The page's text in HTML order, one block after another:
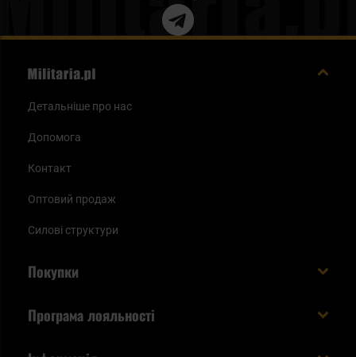
Детальніше про нас
Допомога
Контакт
Оптовий продаж
Силові структури
Покупки
Програма лояльності